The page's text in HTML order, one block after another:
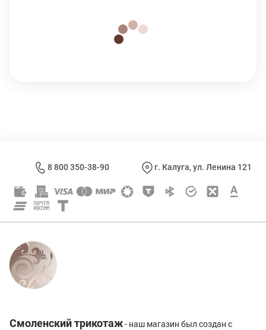
8 800 350-38-90 г. Калуга, ул. Ленина 121
Смоленский трикотаж- наш магазин был создан с